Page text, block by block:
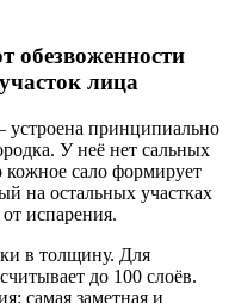
обезвоженности
лица
принципиально
У неё нет сальных
сало формирует
на остальных участках
испарения.
в толщину. Для
до 100 слоёв.
самая заметная и